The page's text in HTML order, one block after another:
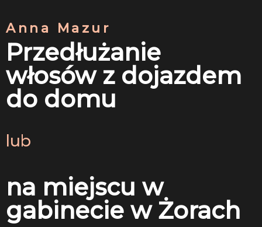
Anna Mazur
Przedłużanie
włosów z dojazdem
do domu
lub
na miejscu w
gabinecie w Żorach